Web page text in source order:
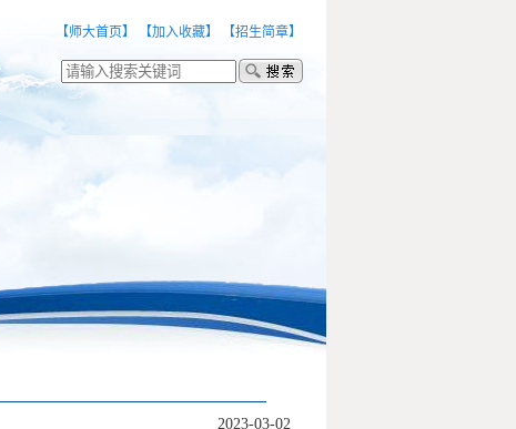
【师大首页】 【加入收藏】 【招生简章】
2023-03-02